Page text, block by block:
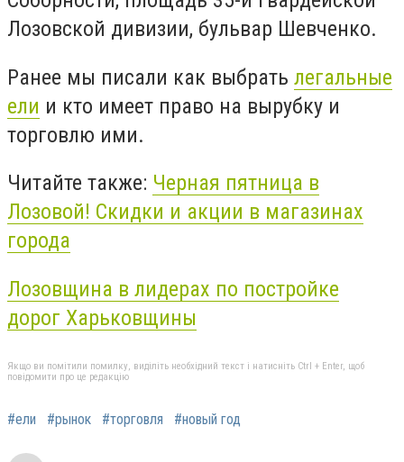
Лозовской дивизии, бульвар Шевченко.
Ранее мы писали как выбрать легальные
ели и кто имеет право на вырубку и
торговлю ими.
Читайте также: Черная пятница в
Лозовой! Скидки и акции в магазинах
города
Лозовщина в лидерах по постройке
дорог Харьковщины
Якщо ви помітили помилку, виділіть необхідний текст і натисніть Ctrl + Enter, щоб
повідомити про це редакцію
#ели #рынок #торговля #новый год